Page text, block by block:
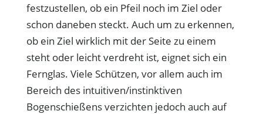
festzustellen, ob ein Pfeil noch im Ziel oder
schon daneben steckt. Auch um zu erkennen,
ob ein Ziel wirklich mit der Seite zu einem
steht oder leicht verdreht ist, eignet sich ein
Fernglas. Viele Schützen, vor allem auch im
Bereich des intuitiven/instinktiven
Bogenschießens verzichten jedoch auch auf